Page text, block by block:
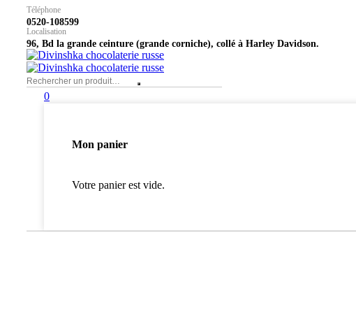
Téléphone
0520-108599
Localisation
96, Bd la grande ceinture (grande corniche), collé à Harley Davidson.
0
Mon panier
Votre panier est vide.